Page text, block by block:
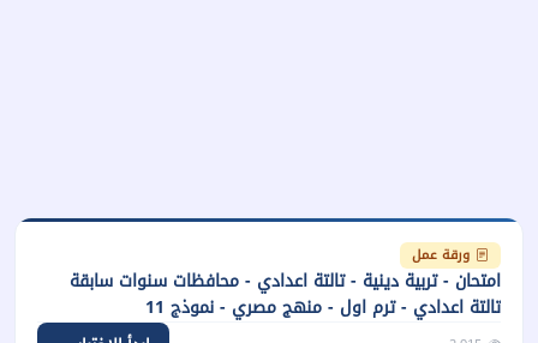
ورقة عمل
امتحان - تربية دينية - تالتة اعدادي - محافظات سنوات سابقة
تالتة اعدادي - ترم اول - منهج مصري - نموذج 11